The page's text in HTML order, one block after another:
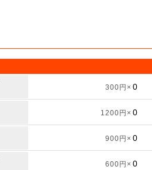
300円×
1200円×
900円×
600円×